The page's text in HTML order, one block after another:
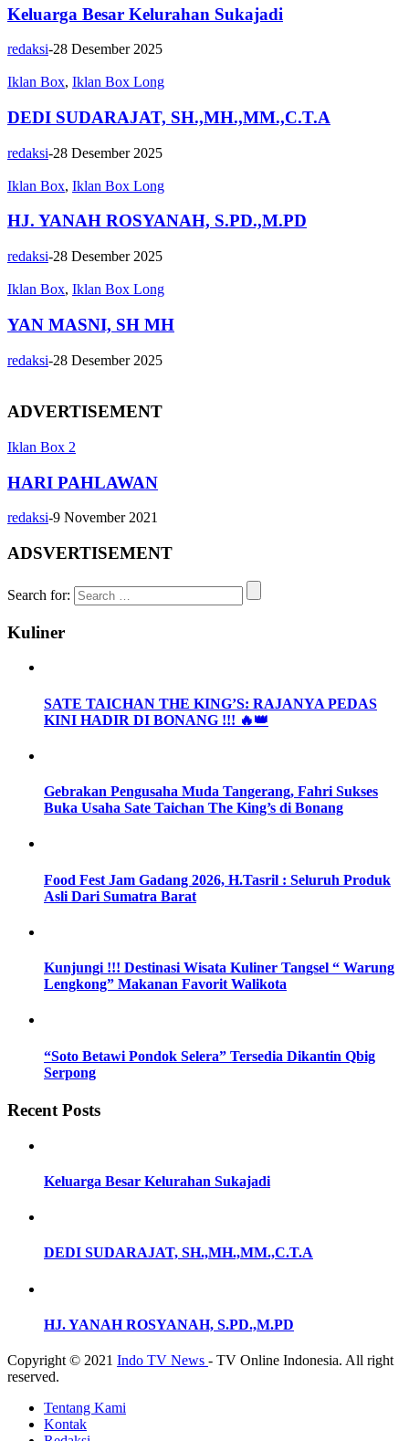
Keluarga Besar Kelurahan Sukajadi
redaksi-28 Desember 2025
Iklan Box, Iklan Box Long
DEDI SUDARAJAT, SH.,MH.,MM.,C.T.A
redaksi-28 Desember 2025
Iklan Box, Iklan Box Long
HJ. YANAH ROSYANAH, S.PD.,M.PD
redaksi-28 Desember 2025
Iklan Box, Iklan Box Long
YAN MASNI, SH MH
redaksi-28 Desember 2025
ADVERTISEMENT
Iklan Box 2
HARI PAHLAWAN
redaksi-9 November 2021
ADSVERTISEMENT
Search for:
Kuliner
SATE TAICHAN THE KING’S: RAJANYA PEDAS
KINI HADIR DI BONANG !!! 🔥👑
Gebrakan Pengusaha Muda Tangerang, Fahri Sukses
Buka Usaha Sate Taichan The King’s di Bonang
Food Fest Jam Gadang 2026, H.Tasril : Seluruh Produk
Asli Dari Sumatra Barat
Kunjungi !!! Destinasi Wisata Kuliner Tangsel “ Warung
Lengkong” Makanan Favorit Walikota
“Soto Betawi Pondok Selera” Tersedia Dikantin Qbig
Serpong
Recent Posts
Keluarga Besar Kelurahan Sukajadi
DEDI SUDARAJAT, SH.,MH.,MM.,C.T.A
HJ. YANAH ROSYANAH, S.PD.,M.PD
Copyright © 2021 Indo TV News - TV Online Indonesia. All right
reserved.
Tentang Kami
Kontak